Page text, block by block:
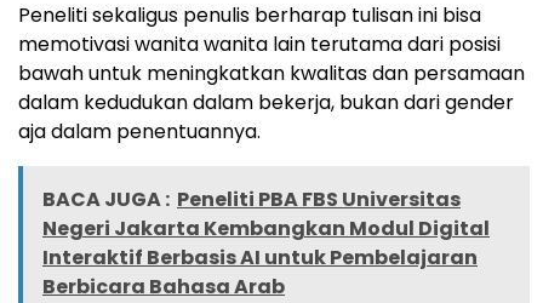
Peneliti sekaligus penulis berharap tulisan ini bisa
memotivasi wanita wanita lain terutama dari posisi
bawah untuk meningkatkan kwalitas dan persamaan
dalam kedudukan dalam bekerja, bukan dari gender
aja dalam penentuannya.
BACA JUGA : Peneliti PBA FBS Universitas
Negeri Jakarta Kembangkan Modul Digital
Interaktif Berbasis AI untuk Pembelajaran
Berbicara Bahasa Arab